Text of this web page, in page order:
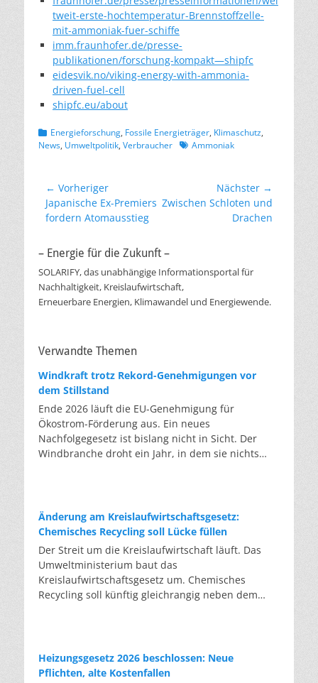
tweit-erste-hochtemperatur-Brennstoffzelle-
mit-ammoniak-fuer-schiffe
imm.fraunhofer.de/presse-
publikationen/forschung-kompakt—shipfc
eidesvik.no/viking-energy-with-ammonia-
driven-fuel-cell
shipfc.eu/about
Kategorien
Energieforschung, Fossile Energieträger, Klimaschutz,
News, Umweltpolitik, Verbraucher Schlagworte
Ammoniak
Beitragsnavigation
← Vorheriger
Vorheriger
Beitrag:
Japanische Ex-Premiers
fordern Atomausstieg
Nächster →
Nächster
Zwischen Schloten und
Drachen
– Energie für die Zukunft –
SOLARIFY, das unabhängige Informationsportal für
Nachhaltigkeit, Kreislaufwirtschaft,
Erneuerbare Energien, Klimawandel und Energiewende.
Verwandte Themen
Windkraft trotz Rekord-Genehmigungen vor
dem Stillstand
Ende 2026 läuft die EU-Genehmigung für
Ökostrom-Förderung aus. Ein neues
Nachfolgegesetz ist bislang nicht in Sicht. Der
Windbranche droht ein Jahr, in dem sie nichts
die Verfahren laufen heute deutlich schneller. Die
Halbjahresbilanz der Branche bestätigt dieses
genehmigt, doch im ersten Halbjahr gingen netto
nur rund zwei Gigawatt ans Netz. Der Bestand
liegt damit bei etwa 70 Gigawatt. Das gesetzliche
Zwischenziel von 84 Gigawatt zum Jahresende ist
eine immer länger werdende Schlange baureifer
Projekte. Bis Jahresende dürfte sie nach
Änderung am Kreislaufwirtschaftsgesetz:
Chemisches Recycling soll Lücke füllen
Der Streit um die Kreislaufwirtschaft läuft. Das
Umweltministerium baut das
Kreislaufwirtschaftsgesetz um. Chemisches
Recycling soll künftig gleichrangig neben dem
Novelle des Kreislaufwirtschaftsgesetzes (KrWG)
in die Anhörung gegeben. Bis zum 7. August
Heizungsgesetz 2026 beschlossen: Neue
Pflichten, alte Kostenfallen